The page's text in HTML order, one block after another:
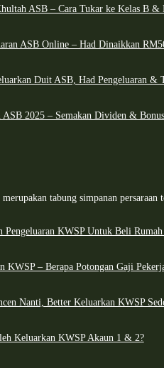
ASB – Cara Tukar ke Kelas B &
ASB Online – Had Dinaikkan
Duit ASB, Had Pengeluaran &
2025 – Semakan Dividen &
tabung simpanan persaraan
Pengeluaran KWSP Untuk Beli
KWSP – Berapa Potongan Gaji
Nanti, Better Keluarkan KWSP
Keluarkan KWSP Akaun 1 & 2?